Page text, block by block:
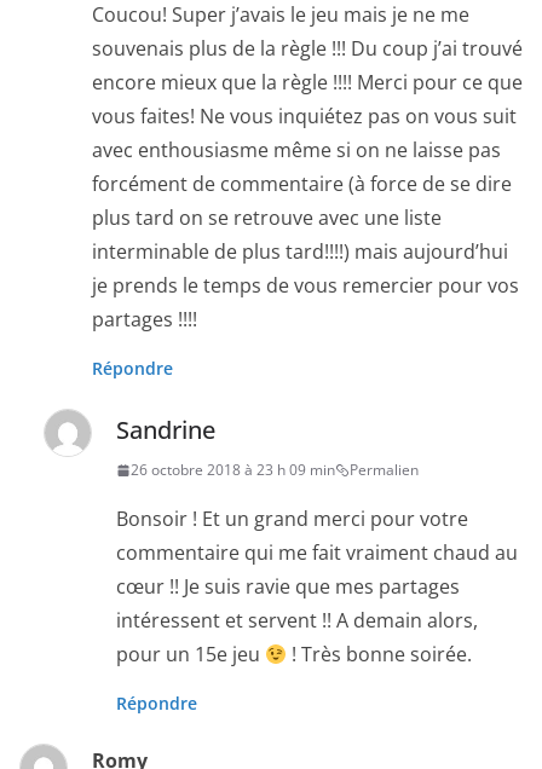
Coucou! Super j’avais le jeu mais je ne me
souvenais plus de la règle !!! Du coup j’ai trouvé
encore mieux que la règle !!!! Merci pour ce que
vous faites! Ne vous inquiétez pas on vous suit
avec enthousiasme même si on ne laisse pas
forcément de commentaire (à force de se dire
plus tard on se retrouve avec une liste
interminable de plus tard!!!!) mais aujourd’hui
je prends le temps de vous remercier pour vos
partages !!!!
Répondre
Sandrine
26 octobre 2018 à 23 h 09 min Permalien
Bonsoir ! Et un grand merci pour votre
commentaire qui me fait vraiment chaud au
cœur !! Je suis ravie que mes partages
intéressent et servent !! A demain alors,
pour un 15e jeu
! Très bonne soirée.
Répondre
Romy